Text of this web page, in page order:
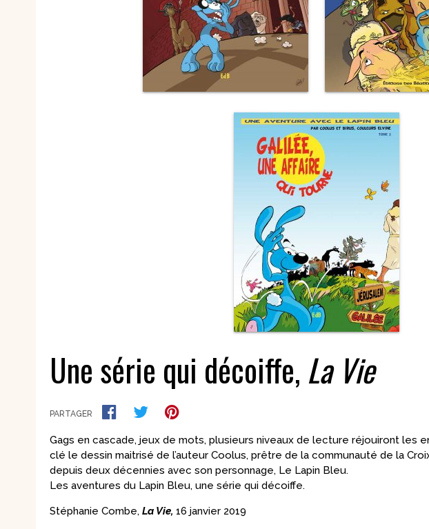
Nouvelles
Saints et amis de Dieu
Spiritualité
Témoignages
Théologie
Vie communautaire et
vie consacrée
Vie dans l’Esprit
Vierge Marie
Aux
Une série qui décoiffe, La Vie
PARTAGER
Gags en cascade, jeux de mots, plusieurs niveaux de lecture réjouiront les
clé le dessin maitrisé de l’auteur Coolus, prêtre de la communauté de la
depuis deux décennies avec son personnage, Le Lapin Bleu.
Les aventures du Lapin Bleu, une série qui décoiffe.
Stéphanie Combe, La Vie, 16 janvier 2019